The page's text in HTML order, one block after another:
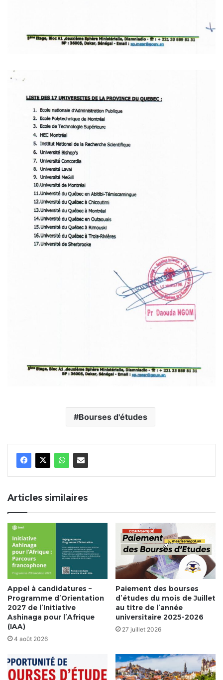
Bourses d'études
Articles similaires
Appel à candidatures –
Programme d’Orientation
2027 de l’Initiative
Ashinaga pour l’Afrique
(IAA)
4 août 2026
Paiement des bourses
d’études du mois de Juillet
au titre de l’année
universitaire 2025-2026
27 juillet 2026